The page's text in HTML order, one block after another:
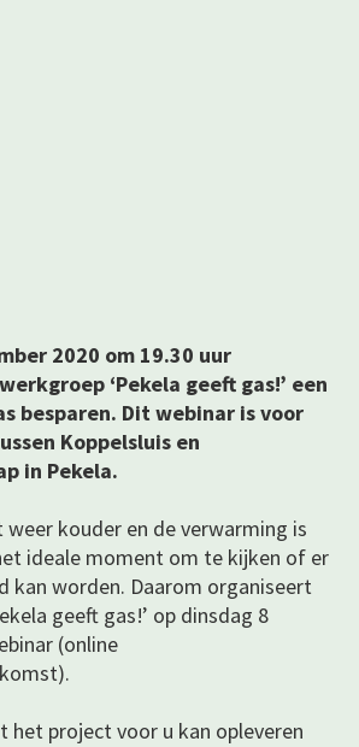
2020 om 19.30 uur
‘Pekela geeft gas!’ een
besparen. Dit webinar is voor
Koppelsluis en
in Pekela.
kouder en de verwarming is
ideale moment om te kijken of er
kan worden. Daarom organiseert
geeft gas!’ op dinsdag 8
(online
het project voor u kan opleveren